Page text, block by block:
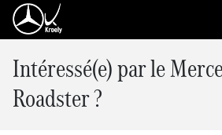
Intéressé(e) par le
Roadster ?